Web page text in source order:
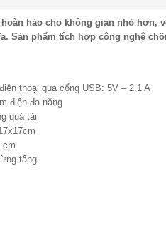
hảo cho không gian nhỏ hơn,
Sản phẩm tích hợp công nghệ
thoại qua cổng USB: 5V – 2.1 A
điện đa năng
quá tải
cm
tầng